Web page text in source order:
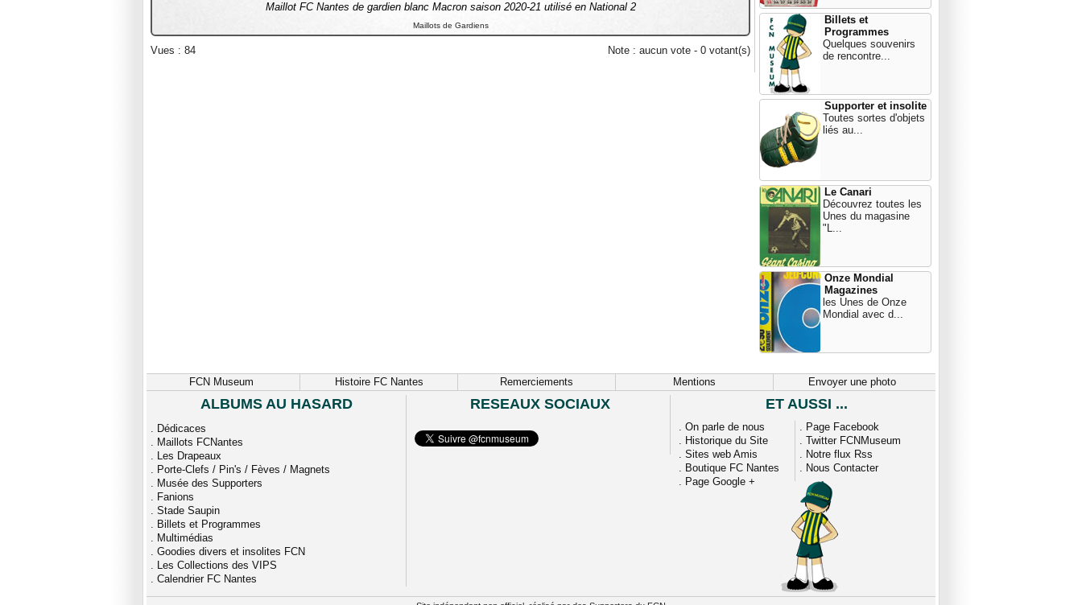
Maillot FC Nantes de gardien blanc Macron saison 2020-21 utilisé en National 2
Maillots de Gardiens
Vues : 84 Note : aucun vote - 0 votant(s)
Billets et
Programmes
Quelques souvenirs
de rencontre...
Supporter et insolite
Toutes sortes d'objets
liés au...
Le Canari
Découvrez toutes les
Unes du magasine
"L...
Onze Mondial
Magazines
les Unes de Onze
Mondial avec d...
FCN Museum Histoire FC Nantes Remerciements Mentions Envoyer une photo
ALBUMS AU HASARD
. Dédicaces
. Maillots FCNantes
. Les Drapeaux
. Porte-Clefs / Pin's / Fèves / Magnets
. Musée des Supporters
. Fanions
. Stade Saupin
. Billets et Programmes
. Multimédias
. Goodies divers et insolites FCN
. Les Collections des VIPS
. Calendrier FC Nantes
RESEAUX SOCIAUX ET AUSSI ...
. On parle de nous
. Historique du Site
. Sites web Amis
. Boutique FC Nantes
. Page Google +
. Page Facebook
. Twitter FCNMuseum
. Notre flux Rss
. Nous Contacter